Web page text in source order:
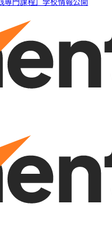
専門課程」学校情報公開